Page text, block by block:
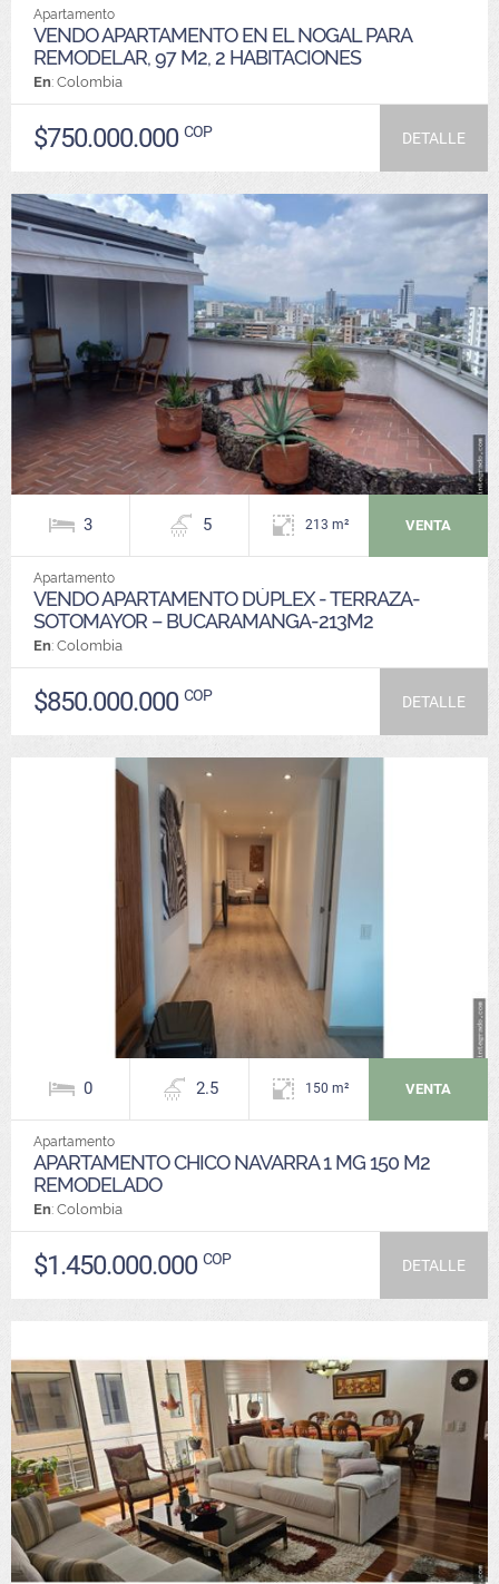
Apartamento
VENDO APARTAMENTO EN EL NOGAL PARA
REMODELAR, 97 M2, 2 HABITACIONES
En: Colombia
$750.000.000 COP DETALLE
3 5 213 m² VENTA
Apartamento
VENDO APARTAMENTO DÚPLEX - TERRAZA-
SOTOMAYOR – BUCARAMANGA-213M2
En: Colombia
$850.000.000 COP DETALLE
0 2.5 150 m² VENTA
Apartamento
APARTAMENTO CHICO NAVARRA 1 MG 150 M2
REMODELADO
En: Colombia
$1.450.000.000 COP DETALLE